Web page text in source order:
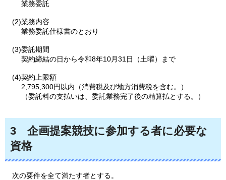
業務委託
(2)業務内容
業務委託仕様書のとおり
(3)委託期間
契約締結の日から令和8年10月31日（土曜）まで
(4)契約上限額
2,795,300円以内（消費税及び地方消費税を含む。）
（委託料の支払いは、委託業務完了後の精算払とする。）
3 企画提案競技に参加する者に必要な
資格
次の要件を全て満たす者とする。